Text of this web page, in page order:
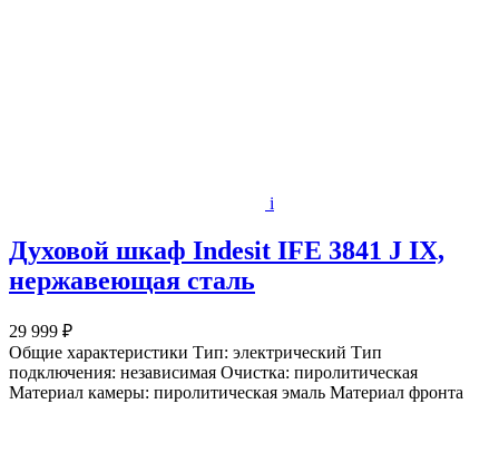
i
Духовой шкаф Indesit IFE 3841 J IX,
нержавеющая сталь
29 999 ₽
Общие характеристики Тип: электрический Тип
подключения: независимая Очистка: пиролитическая
Материал камеры: пиролитическая эмаль Материал фронта